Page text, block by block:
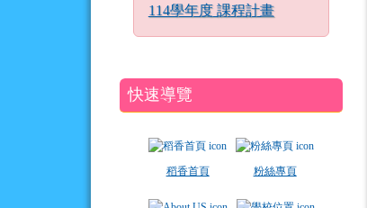
114學年度 課程計畫
快速導覽
稻香首頁 粉絲專頁